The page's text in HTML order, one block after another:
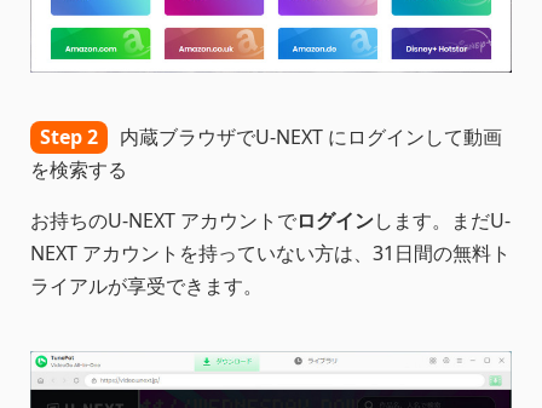
Step 2
内蔵ブラウザでU-NEXT にログインして動画
を検索する
お持ちのU-NEXT アカウントでログインします。まだU-
NEXT アカウントを持っていない方は、31日間の無料ト
ライアルが享受できます。